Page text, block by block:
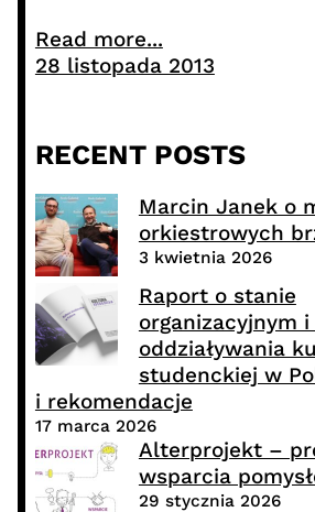
Read more...
28 listopada 2013
RECENT POSTS
Marcin Janek o
orkiestrowych
3 kwietnia 2026
Raport o stanie
organizacyjnym
oddziaływania
studenckiej w
i rekomendacje
17 marca 2026
Alterprojekt –
wsparcia
29 stycznia 2026